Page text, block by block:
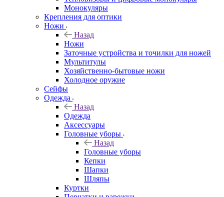
Монокуляры
Крепления для оптики
Ножи
Назад
Ножи
Заточные устройства и точилки для ножей
Мультитулы
Хозяйственно-бытовые ножи
Холодное оружие
Сейфы
Одежда
Назад
Одежда
Аксессуары
Головные уборы
Назад
Головные уборы
Кепки
Шапки
Шляпы
Куртки